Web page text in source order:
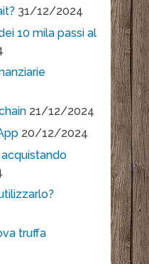
31/12/2024
10 mila passi al
21/12/2024
20/12/2024
acquistando
truffa